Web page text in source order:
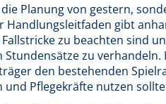
Planung von gestern,
Handlungsleitfaden gibt
zu beachten sind
zu verhandeln.
den bestehenden
Pflegekräfte nutzen